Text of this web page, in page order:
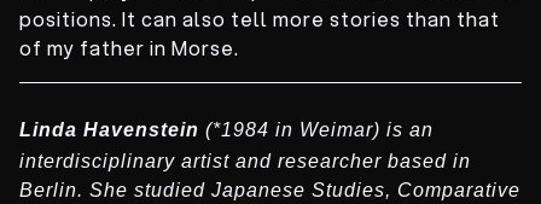
positions. It can also tell more stories than that
of my father in Morse.
Linda Havenstein (*1984 in Weimar) is an
interdisciplinary artist and researcher based in
Berlin. She studied Japanese Studies, Comparative